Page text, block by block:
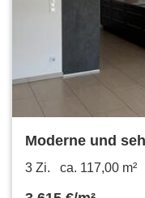
Moderne und
3 Zi. ca. 117,00 m²